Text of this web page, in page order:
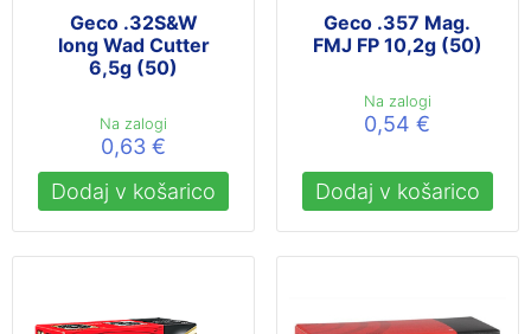
Geco .32S&W
long Wad Cutter
6,5g (50)
Na zalogi
0,63€
Dodaj v košarico
Geco .357 Mag.
FMJ FP 10,2g (50)
Na zalogi
0,54€
Dodaj v košarico